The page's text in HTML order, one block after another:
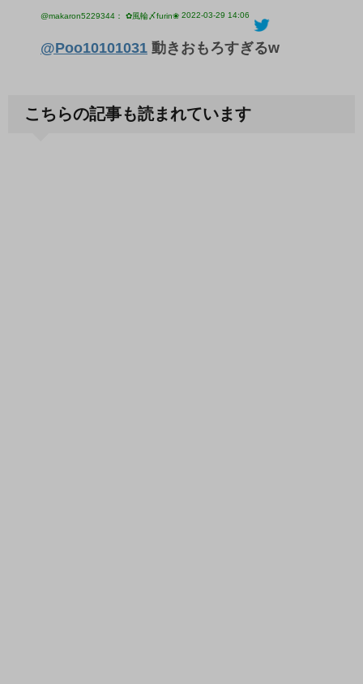
@makaron5229344： ✿風輪〆furin❀ 2022-03-29 14:06
@Poo10101031 動きおもろすぎるw
こちらの記事も読まれています